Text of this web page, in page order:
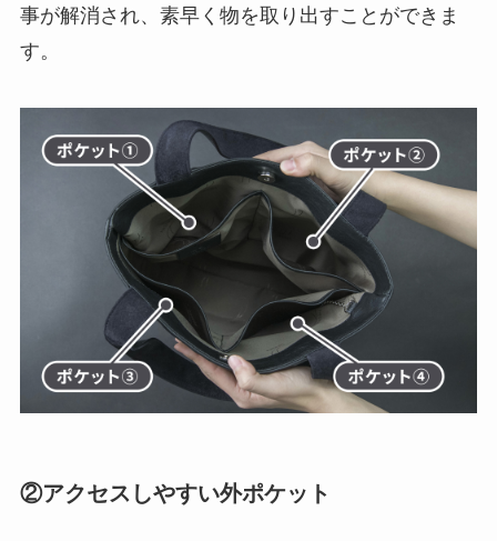
②アクセスしやすい外ポケット
スマホやパスケースなどをサッと取り出せる、ア
クセスしやすい外ポケットを付けました。